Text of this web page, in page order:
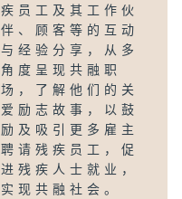
疾员工及其工作伙
伴、顾客等的互动
与经验分享，从多
角度呈现共融职
场，了解他们的关
爱励志故事，以鼓
励及吸引更多雇主
聘请残疾员工，促
进残疾人士就业，
实现共融社会。